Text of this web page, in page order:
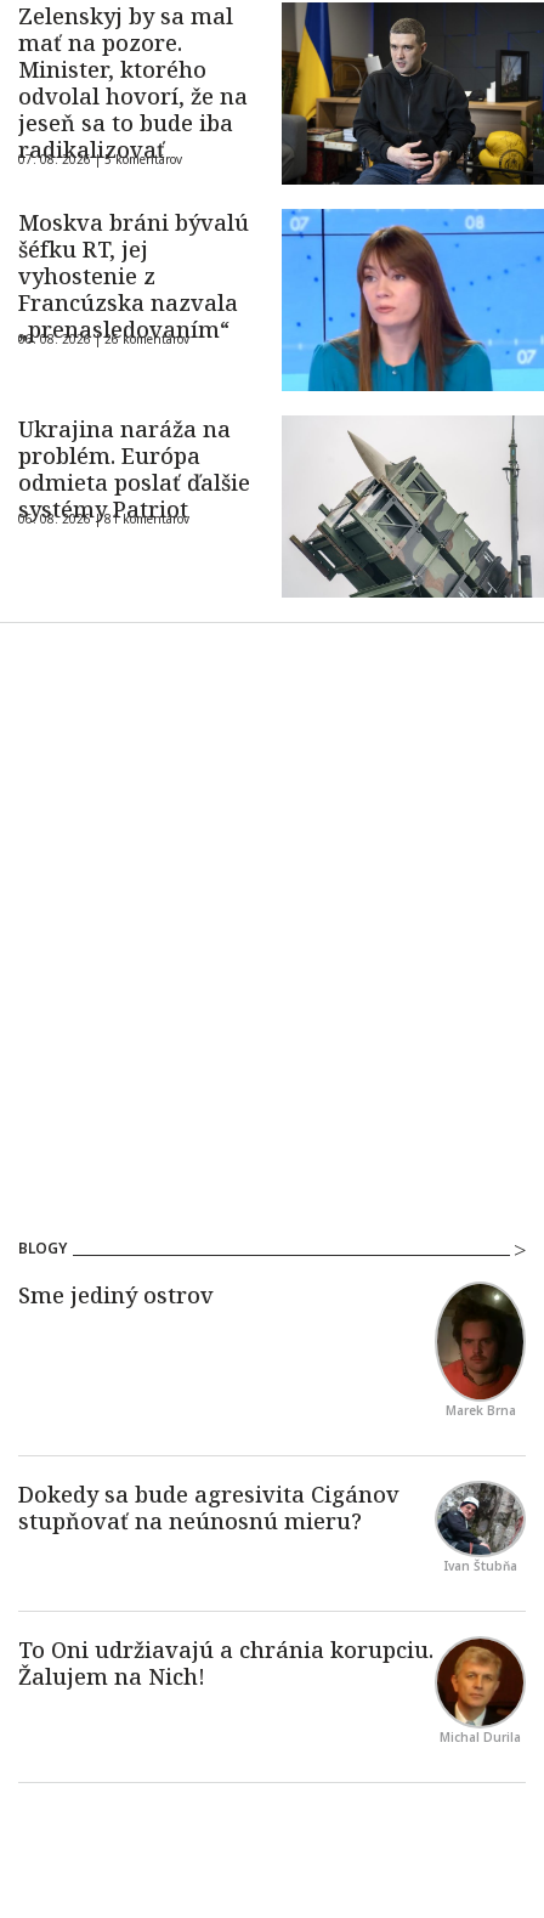
Zelenskyj by sa mal
mať na pozore.
Minister, ktorého
odvolal hovorí, že na
jeseň sa to bude iba
radikalizovať
07. 08. 2026 |5 komentárov
Moskva bráni bývalú
šéfku RT, jej
vyhostenie z
Francúzska nazvala
„prenasledovaním“
06. 08. 2026 |26 komentárov
Ukrajina naráža na
problém. Európa
odmieta poslať ďalšie
systémy Patriot
06. 08. 2026 |81 komentárov
BLOGY
Marek Brna
Ivan Štubňa
Michal Durila